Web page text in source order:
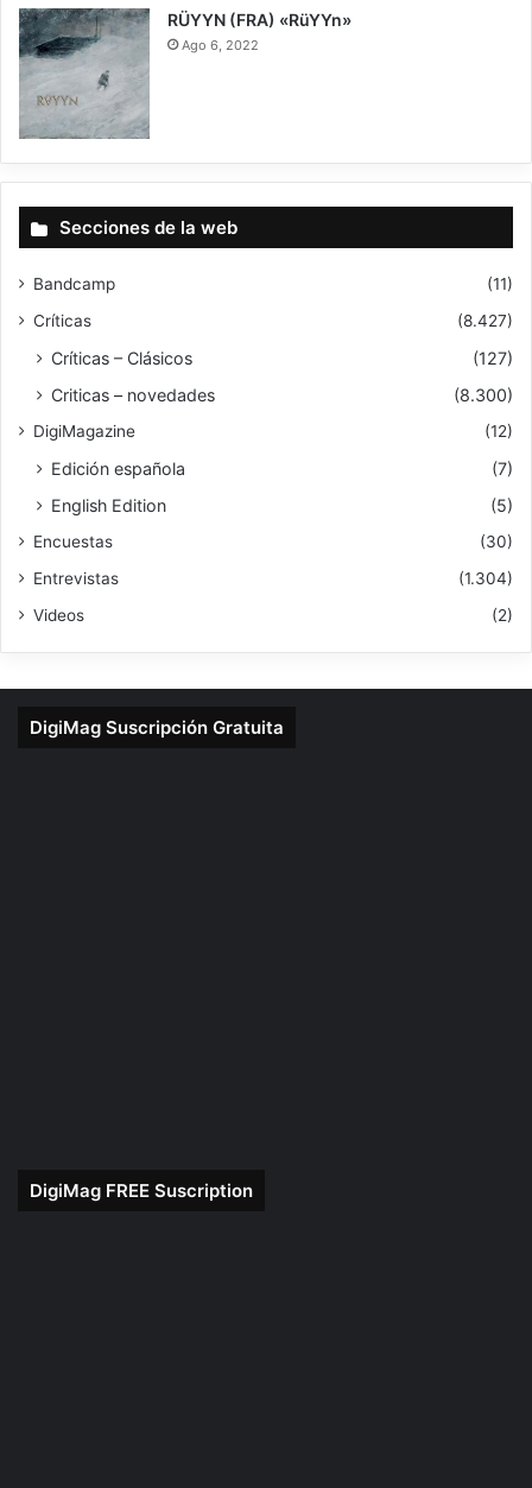
8.5
RÜYYN (FRA) «RüYYn»
Ago 6, 2022
Secciones de la web
Bandcamp
(11)
Críticas
(8.427)
Críticas – Clásicos
(127)
Criticas – novedades
(8.300)
DigiMagazine (12)
Edición española
(7)
English Edition
(5)
Encuestas
(30)
Entrevistas
(1.304)
Videos
(2)
DigiMag Suscripción Gratuita
DigiMag FREE Suscription